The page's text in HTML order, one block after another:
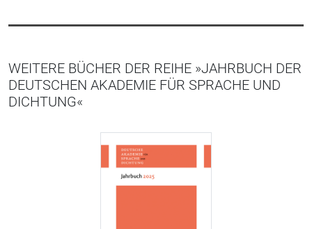
WEITERE BÜCHER DER REIHE »JAHRBUCH DER
DEUTSCHEN AKADEMIE FÜR SPRACHE UND
DICHTUNG«